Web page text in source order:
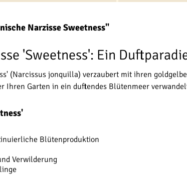
Narzisse Sweetness"
'Sweetness': Ein
(Narcissus jonquilla) verzaubert mit ihren
Ihren Garten in ein duftendes Blütenmeer
Blütenproduktion
Verwilderung